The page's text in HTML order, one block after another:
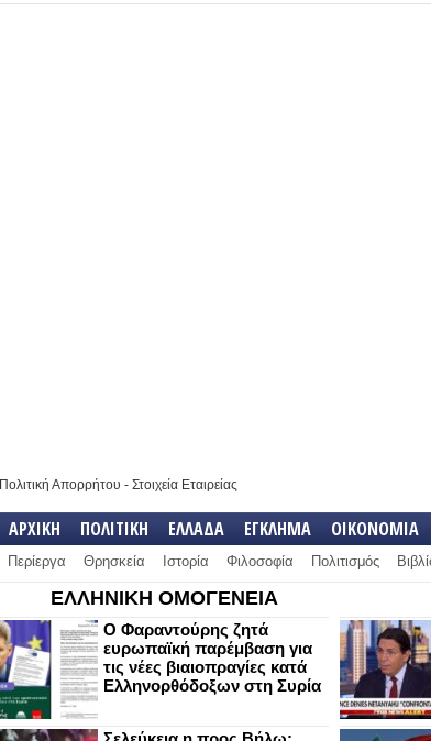
Πολιτική Απορρήτου - Στοιχεία Εταιρείας
ΑΡΧΙΚΗ ΠΟΛΙΤΙΚΗ ΕΛΛΑΔΑ ΕΓΚΛΗΜΑ ΟΙΚΟΝΟΜΙΑ
Περίεργα Θρησκεία Ιστορία Φιλοσοφία Πολιτισμός
ΕΛΛΗΝΙΚΗ ΟΜΟΓΕΝΕΙΑ
Ο Φαραντούρης ζητά
ευρωπαϊκή παρέμβαση για
τις νέες βιαιοπραγίες κατά
Ελληνορθόδοξων στη Συρία